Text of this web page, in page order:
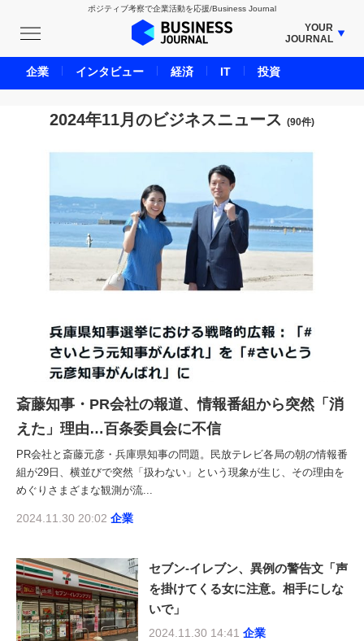
ポジティブ考察で企業活動を応援/Business Journal
YOUR
JOURNAL
BUSINESS JOURNAL
UNICORN JOURNAL
CARBON CREDITS JOURNAL
ENERGY MANAGEMENT JOURNAL
INBOUND JOURNAL
LIFE ENDING JOURNAL
AI JOURNAL
REAL ESTATE BROKERAGE JOURNAL
SMART MARKETING JOURNAL
ADOPTABLE DOG JOURNAL
2024年11月のビジネスニュース (90件)
斎藤知事・PR会社の報道、情報番組から突然「消
えた」理由…百条委員会に不信
PR会社と斎藤元彦・兵庫県知事の問題。民放テレビ各局の朝の情報番
組が29日、横並びで突然「扱わない」という現象が生じ、その理由を
めぐりさまざまな観測が流...
2024.11.30 20:02 企業
セブン-イレブン、異例の警告文「声
を掛けてくる女に注意。相手にしな
いで」
2024.11.30 14:41 企業
企業 インタビュー 経済 IT 投資